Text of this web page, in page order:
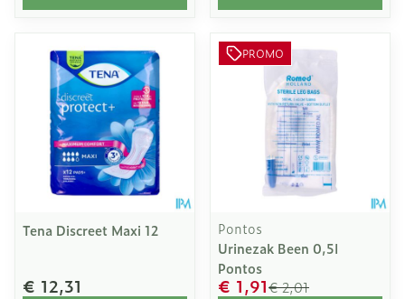
Tena Discreet Maxi 12
€ 12,31
PROMO
Pontos
Urinezak Been 0,5l
Pontos
€ 2,01
€ 1,91